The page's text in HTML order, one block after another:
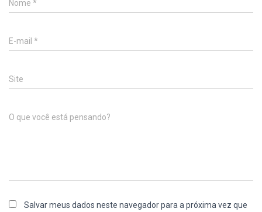
Nome *
E-mail *
Site
O que você está pensando?
Salvar meus dados neste navegador para a próxima vez que